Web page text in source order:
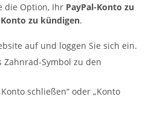
die Option, Ihr PayPal-Konto zu
Konto zu kündigen.
auf und loggen Sie sich ein.
Zahnrad-Symbol zu den
schließen“ oder „Konto